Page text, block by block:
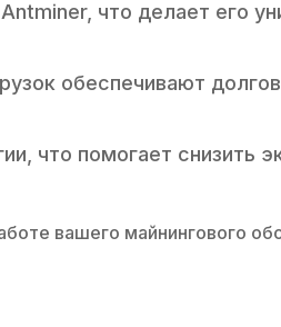
что делает его
обеспечивают
что помогает снизить
вашего майнингового